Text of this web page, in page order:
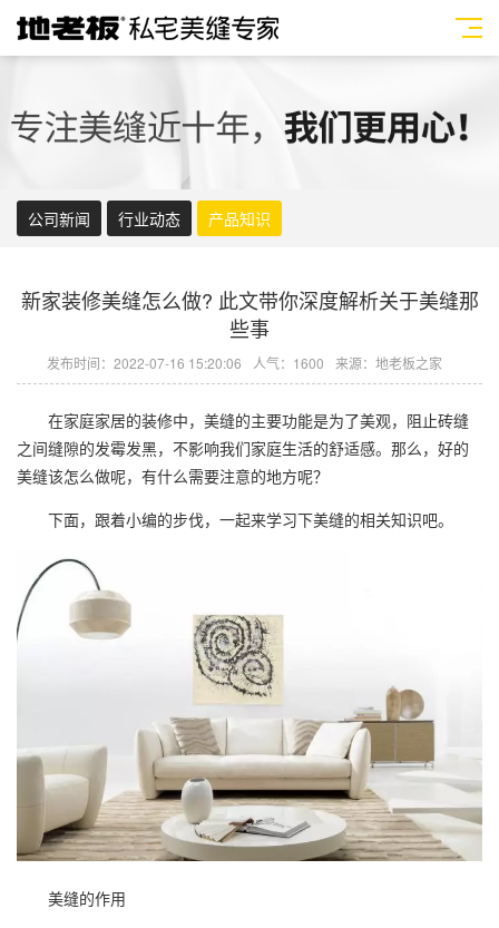
公司新闻 行业动态 产品知识
新家装修美缝怎么做? 此文带你深度解析关于美缝那
些事
发布时间：2022-07-16 15:20:06 人气：1600 来源：地老板之家
在家庭家居的装修中，美缝的主要功能是为了美观，阻止砖缝
之间缝隙的发霉发黑，不影响我们家庭生活的舒适感。那么，好的
美缝该怎么做呢，有什么需要注意的地方呢？
下面，跟着小编的步伐，一起来学习下美缝的相关知识吧。
美缝的作用